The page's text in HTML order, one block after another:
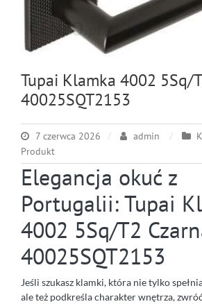
Tupai Klamka 4002 5Sq/
40025SQT2153
7 czerwca 2026 admin
Produkt
Elegancja okuć z
Portugalii: Tupai
4002 5Sq/T2
40025SQT2153
Jeśli szukasz klamki, która nie tylko
ale też podkreśla charakter wnętrza,